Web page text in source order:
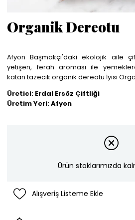
Organik Dereotu
Afyon Başmakçı'daki ekolojik aile
yetişen, ferah aroması ile
katan tazecik organik dereotu İyisi
Üretici: Erdal Ersöz Çiftliği
Üretim Yeri: Afyon
Ürün stoklarımızda
Alışveriş Listeme Ekle